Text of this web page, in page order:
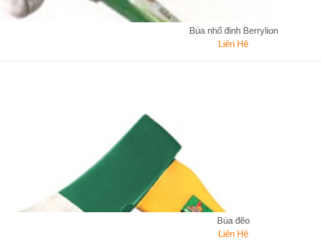
Búa nhổ đinh Berrylion
Liên Hệ
Búa đẽo
Liên Hệ